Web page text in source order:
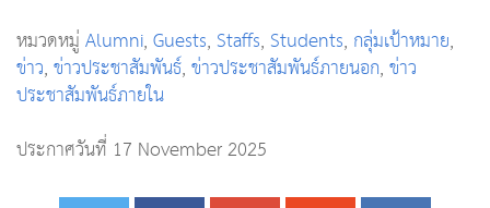
หมวดหมู่Alumni,Guests,Staffs,Students, กลุ่มเป้าหมาย,
ข่าว,ข่าวประชาสัมพันธ์,ข่าวประชาสัมพันธ์ภายนอก,ข่าว
ประชาสัมพันธ์ภายใน
ประกาศวันที่ 17 November 2025